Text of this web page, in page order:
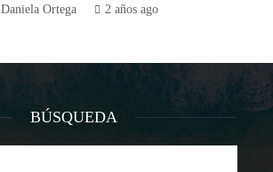
Daniela Ortega 2 años ago
BÚSQUEDA